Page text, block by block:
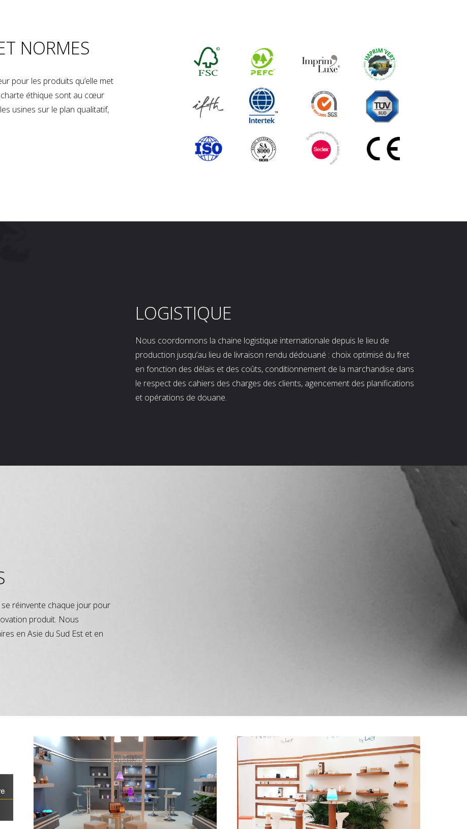
NORMES
pour les produits qu’elle met
charte éthique sont au cœur
usines sur le plan qualitatif,
LOGISTIQUE
Nous coordonnons la chaine logistique internationale depuis le lieu de
production jusqu’au lieu de livraison rendu dédouané : choix optimisé du fret
en fonction des délais et des coûts, conditionnement de la marchandise dans
le respect des cahiers des charges des clients, agencement des planifications
et opérations de douane.
réinvente chaque jour pour
produit. Nous
en Asie du Sud Est et en